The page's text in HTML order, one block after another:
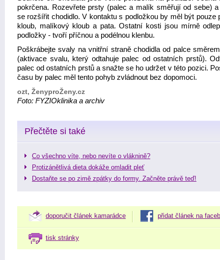
pokrčena. Rozevřete prsty (palec a malík směřují od sebe)
se rozšířit chodidlo. V kontaktu s podložkou by měl být pouze
kloub, malíkový kloub a pata. Ostatní kosti jsou mírně
podložky - tvoří příčnou a podélnou klenbu.
Poškrábejte svaly na vnitřní straně chodidla od palce
(aktivace svalu, který odtahuje palec od ostatních prstů).
palec od ostatních prstů a snažte se ho udržet v této pozici.
času by palec měl tento pohyb zvládnout bez dopomoci.
ozt, ŽenyproŽeny.cz
Foto: FYZIOklinika a archiv
Přečtěte si také
Co všechno víte, nebo nevíte o vláknině?
Protizánětlivá dieta dokáže omladit pleť
Dostaňte se po zimě zpátky do formy. Začněte právě teď!
doporučit článek kamarádce přidat článek na
tisk stránky